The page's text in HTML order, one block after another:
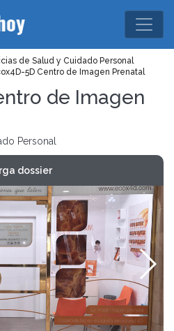
de Salud y Cuidado Personal
5D Centro de Imagen Prenatal
de Imagen
Personal
dossier